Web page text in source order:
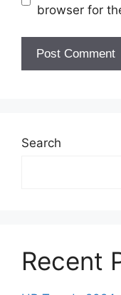
browser for
Search
Recent